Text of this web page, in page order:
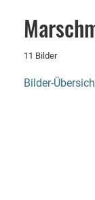
11 Bilder
Bilder-